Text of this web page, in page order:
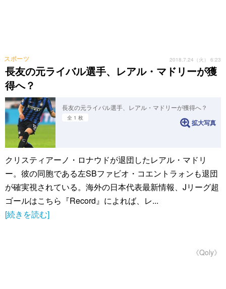
長友の元ライバル選手、レアル・マドリーが獲
得へ？
スポーツ 2018.7.24（火） 6:23
長友の元ライバル選手、レアル・マドリーが獲得へ？
全 1 枚
拡大写真
クリスティアーノ・ロナウドが退団したレアル・マドリ
ー。彼の同胞である左SBファビオ・コエントラォンも退団
が確実視されている。海外の日本代表最新情報、Jリーグ超
ゴールはこちら『Record』によれば、レ...
[続きを読む]
《Qoly》